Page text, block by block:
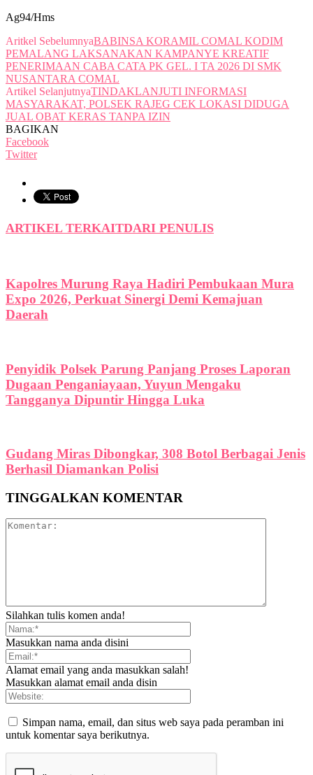
Ag94/Hms
Aritkel SebelumnyaBABINSA KORAMIL COMAL KODIM
PEMALANG LAKSANAKAN KAMPANYE KREATIF
PENERIMAAN CABA CATA PK GEL. I TA 2026 DI SMK
NUSANTARA COMAL
Artikel SelanjutnyaTINDAKLANJUTI INFORMASI
MASYARAKAT, POLSEK RAJEG CEK LOKASI DIDUGA
JUAL OBAT KERAS TANPA IZIN
BAGIKAN
Facebook
Twitter
ARTIKEL TERKAITDARI PENULIS
Kapolres Murung Raya Hadiri Pembukaan Mura
Expo 2026, Perkuat Sinergi Demi Kemajuan
Daerah
Penyidik Polsek Parung Panjang Proses Laporan
Dugaan Penganiayaan, Yuyun Mengaku
Tangganya Dipuntir Hingga Luka
Gudang Miras Dibongkar, 308 Botol Berbagai Jenis
Berhasil Diamankan Polisi
TINGGALKAN KOMENTAR
Silahkan tulis komen anda!
Masukkan nama anda disini
Alamat email yang anda masukkan salah!
Masukkan alamat email anda disin
Simpan nama, email, dan situs web saya pada peramban ini
untuk komentar saya berikutnya.